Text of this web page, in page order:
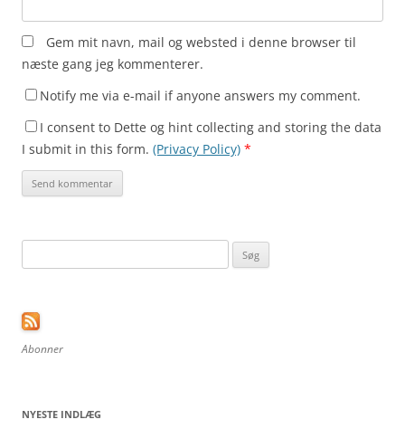
Gem mit navn, mail og websted i denne browser til
næste gang jeg kommenterer.
Notify me via e-mail if anyone answers my comment.
I consent to Dette og hint collecting and storing the data
I submit in this form. (Privacy Policy) *
efter:
Abonner
NYESTE INDLÆG